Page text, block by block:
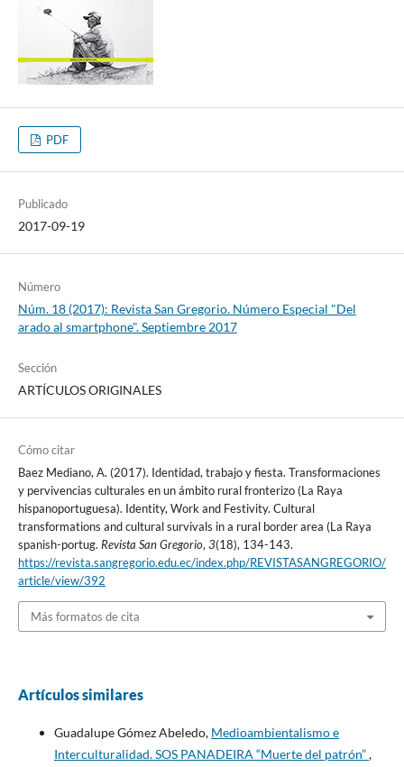
PDF
Publicado
2017-09-19
Número
Núm. 18 (2017): Revista San Gregorio. Número Especial "Del
arado al smartphone". Septiembre 2017
Sección
ARTÍCULOS ORIGINALES
Cómo citar
Baez Mediano, A. (2017). Identidad, trabajo y fiesta. Transformaciones
y pervivencias culturales en un ámbito rural fronterizo (La Raya
hispanoportuguesa). Identity, Work and Festivity. Cultural
transformations and cultural survivals in a rural border area (La Raya
spanish-portug. Revista San Gregorio, 3(18), 134-143.
https://revista.sangregorio.edu.ec/index.php/REVISTASANGREGORIO/
article/view/392
Más formatos de cita
Artículos similares
Guadalupe Gómez Abeledo, Medioambientalismo e
Interculturalidad. SOS PANADEIRA “Muerte del patrón”,